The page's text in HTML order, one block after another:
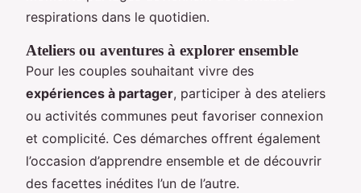
respirations dans le quotidien.
Ateliers ou aventures à explorer ensemble
Pour les couples souhaitant vivre des
expériences à partager, participer à des ateliers
ou activités communes peut favoriser connexion
et complicité. Ces démarches offrent également
l’occasion d’apprendre ensemble et de découvrir
des facettes inédites l’un de l’autre.